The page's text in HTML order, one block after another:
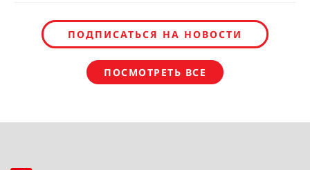
ПОДПИСАТЬСЯ НА НОВОСТИ
ПОСМОТРЕТЬ ВСЕ